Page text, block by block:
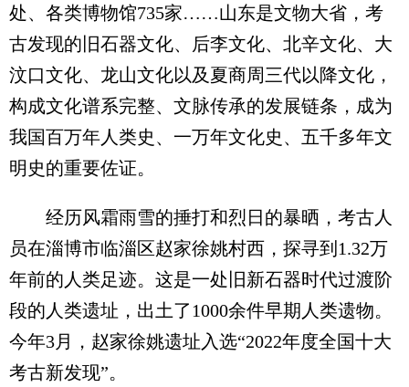
处、各类博物馆735家……山东是文物大省，考
古发现的旧石器文化、后李文化、北辛文化、大
汶口文化、龙山文化以及夏商周三代以降文化，
构成文化谱系完整、文脉传承的发展链条，成为
我国百万年人类史、一万年文化史、五千多年文
明史的重要佐证。
经历风霜雨雪的捶打和烈日的暴晒，考古人
员在淄博市临淄区赵家徐姚村西，探寻到1.32万
年前的人类足迹。这是一处旧新石器时代过渡阶
段的人类遗址，出土了1000余件早期人类遗物。
今年3月，赵家徐姚遗址入选“2022年度全国十大
考古新发现”。